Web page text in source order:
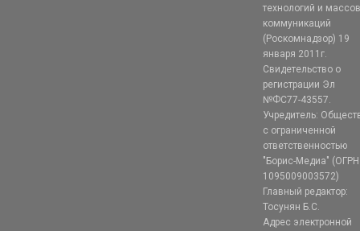
технологий и
коммуникаций
(Роскомнадзор) 19
января 2011г.
Свидетельство о
регистрации Эл
№ФС77-43557.
Учредитель:
с ограниченной
ответственностью
"Борис-Медиа" (ОГРН
1095009003572)
Главный редактор:
Тосунян Б.С.
Адрес электронной